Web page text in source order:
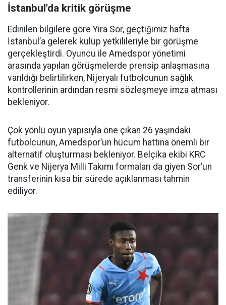
İstanbul’da kritik görüşme
Edinilen bilgilere göre Yira Sor, geçtiğimiz hafta
İstanbul’a gelerek kulüp yetkilileriyle bir görüşme
gerçekleştirdi. Oyuncu ile Amedspor yönetimi
arasında yapılan görüşmelerde prensip anlaşmasına
varıldığı belirtilirken, Nijeryalı futbolcunun sağlık
kontrollerinin ardından resmi sözleşmeye imza atması
bekleniyor.
Çok yönlü oyun yapısıyla öne çıkan 26 yaşındaki
futbolcunun, Amedspor’un hücum hattına önemli bir
alternatif oluşturması bekleniyor. Belçika ekibi KRC
Genk ve Nijerya Milli Takımı formaları da giyen Sor’un
transferinin kısa bir sürede açıklanması tahmin
ediliyor.